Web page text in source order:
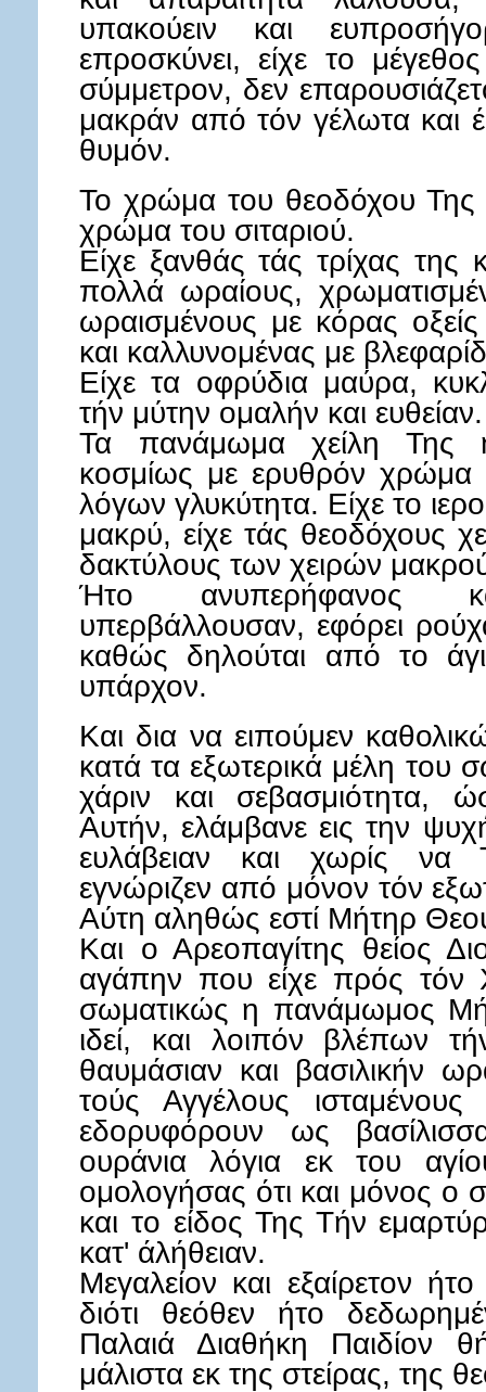
υπακούειν και
επροσκύνει, είχε το
σύμμετρον, δεν
μακράν από τόν γέλωτα και
θυμόν.
Το χρώμα του θεοδόχου
χρώμα του σιταριού.
Είχε ξανθάς τάς τρίχας της
πολλά ωραίους,
ωραισμένους με κόρας
και καλλυνομένας με
Είχε τα οφρύδια μαύρα,
τήν μύτην ομαλήν και ευθείαν.
Τα πανάμωμα χείλη Της
κοσμίως με ερυθρόν χρώμα
λόγων γλυκύτητα. Είχε το
μακρύ, είχε τάς θεοδόχους
δακτύλους των χειρών
Ήτο ανυπερήφανος
υπερβάλλουσαν, εφόρει
καθώς δηλούται από το
υπάρχον.
Και δια να ειπούμεν
κατά τα εξωτερικά μέλη του
χάριν και σεβασμιότητα,
Αυτήν, ελάμβανε εις την
ευλάβειαν και χωρίς να
εγνώριζεν από μόνον τόν
Αύτη αληθώς εστί Μήτηρ
Και ο Αρεοπαγίτης θείος
αγάπην που είχε πρός τόν
σωματικώς η πανάμωμος
ιδεί, και λοιπόν βλέπων
θαυμάσιαν και βασιλικήν
τούς Αγγέλους
εδορυφόρουν ως
ουράνια λόγια εκ του
ομολογήσας ότι και μόνος ο
και το είδος Της Τήν
κατ' άλήθειαν.
Μεγαλείον και εξαίρετον
διότι θεόθεν ήτο
Παλαιά Διαθήκη Παιδίον
μάλιστα εκ της στείρας, της